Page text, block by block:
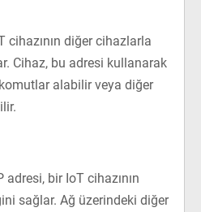
cihazının diğer cihazlarla
Cihaz, bu adresi kullanarak
alabilir veya diğer
adresi, bir IoT cihazının
sağlar. Ağ üzerindeki diğer